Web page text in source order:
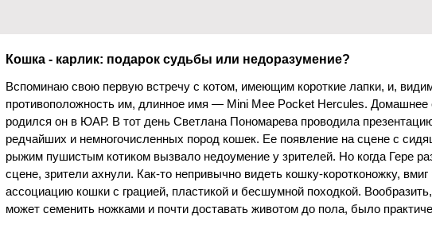
Кошка - карлик: подарок судьбы или недоразумение?
Вспоминаю свою первую встречу с котом, имеющим короткие лапки, и,
противоположность им, длинное имя — Mini Mee Pocket Hercules. Домашнее
родился он в ЮАР. В тот день Светлана Пономарева проводила
редчайших и немногочисленных пород кошек. Ее появление на сцене с
рыжим пушистым котиком вызвало недоумение у зрителей. Но когда Гере
сцене, зрители ахнули. Как-то непривычно видеть кошку-коротконожку,
ассоциацию кошки с грацией, пластикой и бесшумной походкой.
может семенить ножками и почти доставать животом до пола, было